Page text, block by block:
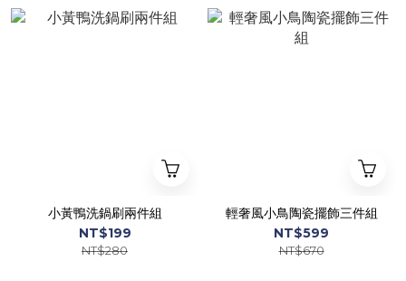
小黃鴨洗鍋刷兩件組
NT$199
NT$280
輕奢風小鳥陶瓷擺飾三件組
NT$599
NT$670